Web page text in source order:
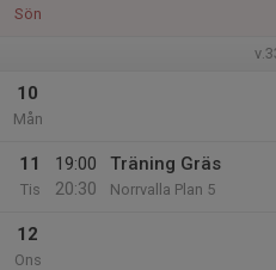
Sön
10
Mån
11
Tis
19:00
20:30
Träning Gräs
Norrvalla Plan 5
12
Ons